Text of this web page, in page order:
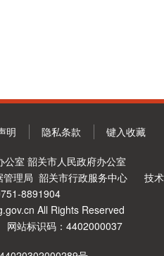
明 隐私条款 键入收藏
室 韶关市人民政府办公室
理局 韶关市行政服务中心
技术
8891904
All Rights Reserved
网站标识码：4402000037